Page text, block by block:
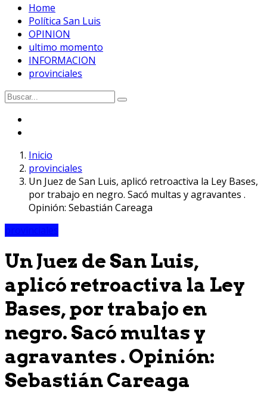
Home
Política San Luis
OPINION
ultimo momento
INFORMACION
provinciales
Inicio
provinciales
Un Juez de San Luis, aplicó retroactiva la Ley Bases,
por trabajo en negro. Sacó multas y agravantes .
Opinión: Sebastián Careaga
Un Juez de San Luis,
aplicó retroactiva la Ley
Bases, por trabajo en
negro. Sacó multas y
agravantes . Opinión:
Sebastián Careaga